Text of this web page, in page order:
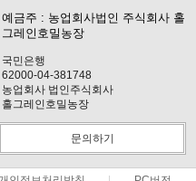
예금주 : 농업회사법인 주식회사 홀
그레인호밀농장
국민은행
62000-04-381748
농업회사 법인주식회사
홀그레인호밀농장
문의하기